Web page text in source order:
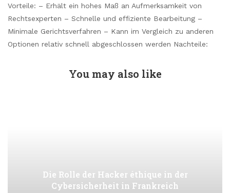
Vorteile: – Erhält ein hohes Maß an Aufmerksamkeit von
Rechtsexperten – Schnelle und effiziente Bearbeitung –
Minimale Gerichtsverfahren – Kann im Vergleich zu anderen
Optionen relativ schnell abgeschlossen werden Nachteile:
You may also like
Die Rolle der Hacker éthique in der
Cybersicherheit in Frankreich